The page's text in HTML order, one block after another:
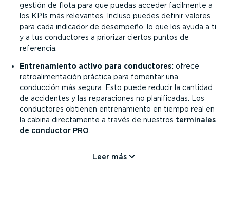
gestión de flota para que puedas acceder facilmente a
los KPIs más relevantes. Incluso puedes definir valores
para cada indicador de desempeño, lo que los ayuda a ti
y a tus conductores a priorizar ciertos puntos de
referencia.
Entre­na­miento activo para conductores:ofrece
retro­ali­men­tación práctica para fomentar una
conducción más segura. Esto puede reducir la cantidad
de accidentes y las repara­ciones no plani­fi­cadas. Los
conductores obtienen entre­na­miento en tiempo real en
la cabina direc­ta­mente a través de nuestros terminales
de conductor PRO
Leer más